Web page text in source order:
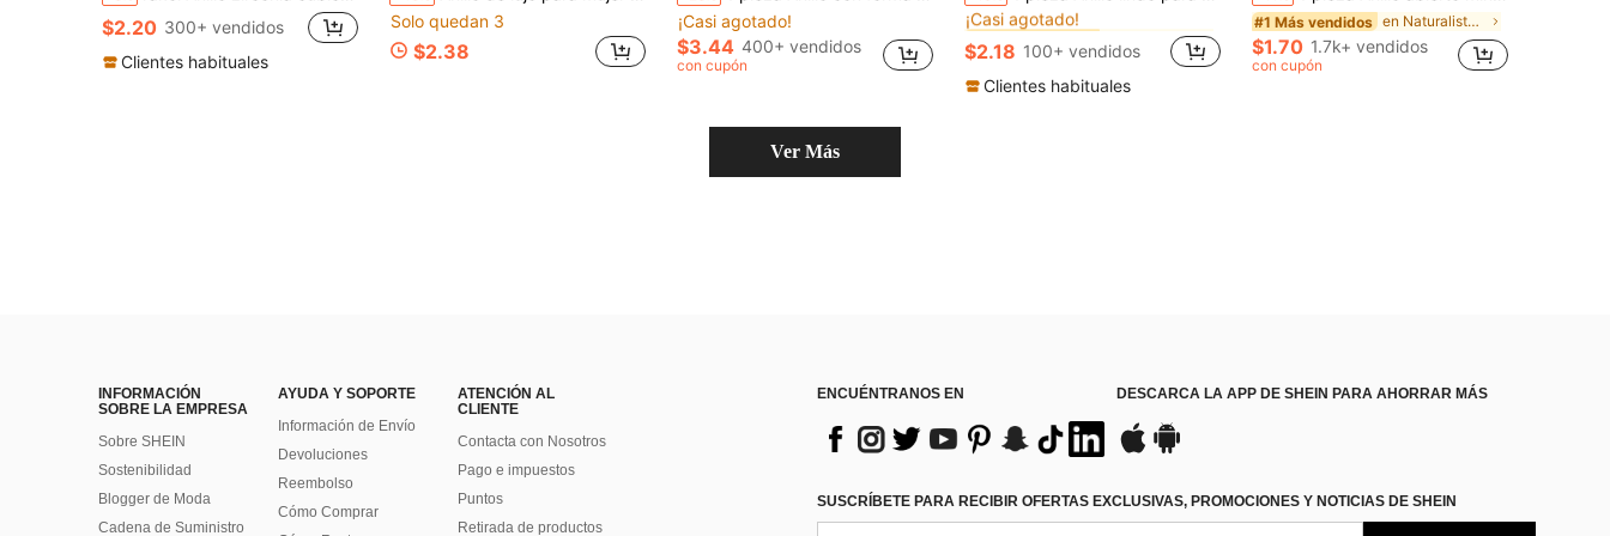
$2.20 300+ vendidos
Clientes habituales
Solo quedan 3
$2.38
¡Casi agotado!
$3.44 400+ vendidos
con cupón
#10 Más vendidos
¡Casi agotado!
#10 Más vendidos
¡Casi agotado!
#10 Más vendidos en Nuevo Anillos De Mujer
¡Casi agotado!
$2.18 100+ vendidos
Clientes habituales
#1 Más vendidos en Naturalista Anillos De Mujer
$1.70 1.7k+ vendidos
con cupón
Ver Más
INFORMACIÓN
SOBRE LA EMPRESA
Sobre SHEIN
Sostenibilidad
Blogger de Moda
Cadena de Suministro
AYUDA Y SOPORTE
Información de Envío
Devoluciones
Reembolso
Cómo Comprar
ATENCIÓN AL
CLIENTE
Contacta con Nosotros
Pago e impuestos
Puntos
Retirada de productos
ENCUÉNTRANOS EN DESCARCA LA APP DE SHEIN PARA AHORRAR MÁS
SUSCRÍBETE PARA RECIBIR OFERTAS EXCLUSIVAS, PROMOCIONES Y NOTICIAS DE SHEIN